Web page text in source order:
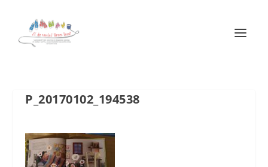
P_20170102_194538